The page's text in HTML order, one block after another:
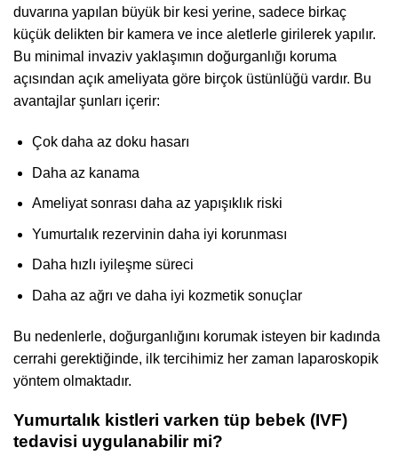
duvarına yapılan büyük bir kesi yerine, sadece birkaç
küçük delikten bir kamera ve ince aletlerle girilerek yapılır.
Bu minimal invaziv yaklaşımın doğurganlığı koruma
açısından açık ameliyata göre birçok üstünlüğü vardır. Bu
avantajlar şunları içerir:
Çok daha az doku hasarı
Daha az kanama
Ameliyat sonrası daha az yapışıklık riski
Yumurtalık rezervinin daha iyi korunması
Daha hızlı iyileşme süreci
Daha az ağrı ve daha iyi kozmetik sonuçlar
Bu nedenlerle, doğurganlığını korumak isteyen bir kadında
cerrahi gerektiğinde, ilk tercihimiz her zaman laparoskopik
yöntem olmaktadır.
Yumurtalık kistleri varken tüp bebek (IVF)
tedavisi uygulanabilir mi?